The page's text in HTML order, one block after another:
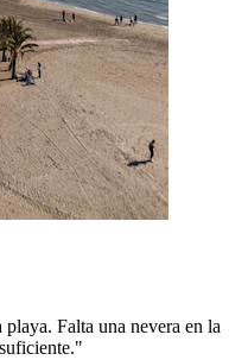
Falta una nevera en la